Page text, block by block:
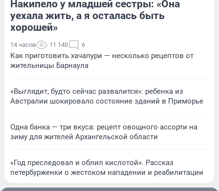
Накипело у младшей сестры: «Она
уехала жить, а я осталась быть
хорошей»
14 часов 11 140 6
Как приготовить хачапури — несколько рецептов от
жительницы Барнаула
«Выглядит, будто сейчас развалится»: ребенка из
Австралии шокировало состояние зданий в Приморье
Одна банка — три вкуса: рецепт овощного ассорти на
зиму для жителей Архангельской области
«Год преследовал и облил кислотой». Рассказ
петербурженки о жестоком нападении и реабилитации